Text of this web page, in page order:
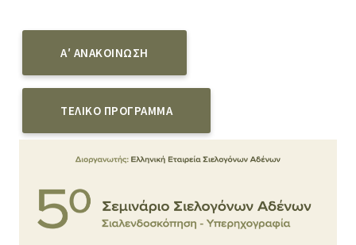
Α′ ΑΝΑΚΟΙΝΩΣΗ
ΤΕΛΙΚΟ ΠΡΟΓΡΑΜΜΑ